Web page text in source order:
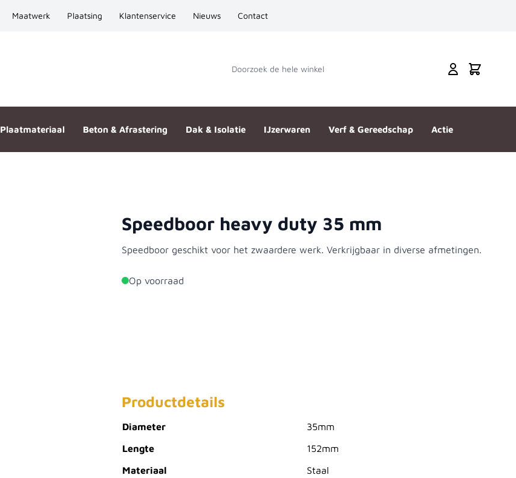
Maatwerk Plaatsing Klantenservice Nieuws Contact
Doorzoek de hele winkel Cart
Plaatmateriaal Beton & Afrastering Dak & Isolatie IJzerwaren Verf & Gereedschap Actie
Speedboor heavy duty 35 mm
Speedboor geschikt voor het zwaardere werk. Verkrijgbaar in diverse afmetingen.
Op voorraad
Productdetails
Diameter
35mm
Lengte
152mm
Materiaal
Staal